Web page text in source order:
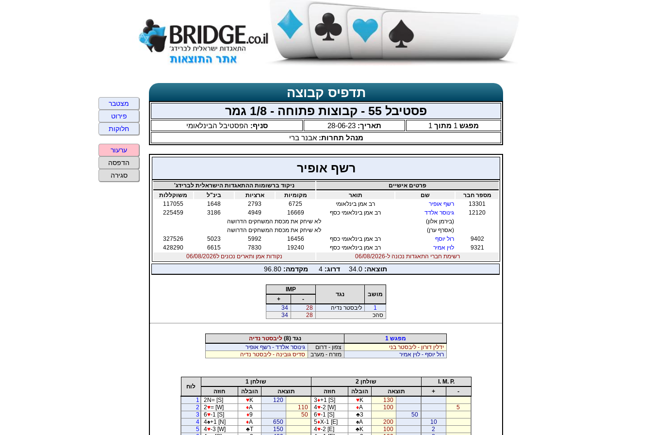
תדפיס קבוצה
פסטיבל 55 - קבוצות פתוחה - 1/8 גמר
מפגש 1 מתוך 1 תאריך: 28-06-23 סניף: הפסטיבל הבינלאומי
מנהל תחרות:אבנר ברי
רשף אופיר
פרטים אישיים
ניקוד ברשומות ההתאגדות הישראלית לברידג'
מספר חבר
שם תואר מקומיות ארציות בינ"ל
משוקללות
13301
רשף אופיר רב אמן בינלאומי 6725
2793
1648
117055
12120
גינוסר אלדד רב אמן בינלאומי כסף 16669
4949
3186
225459
(בירמן אלון)
לא שיחק את מכסת המשחקים הדרושה
(אסרף ערן)
לא שיחק את מכסת המשחקים הדרושה
9402
רול יוסף רב אמן בינלאומי כסף 16456
5992
5023
327526
9321
לוין אמיר רב אמן בינלאומי כסף 19240
7830
6615
428290
רשימת חברי התאגדות נכונה ל-06/08/2026
נקודות אמן ותארים נכונים ל06/08/2026
תוצאה: 34.0 דרוג: 4 מקדמה: 96.80
מושב נגד
IMP
-
+
1
ליבסטר נדיה 28
34
סהכ
28
34
מפגש 1 נגד (8)
ליבסטר נדיה
ידלין דורון - ליבסטר בני
צפון - דרום
גינוסר אלדד - רשף אופיר
רול יוסף - לוין אמיר
מזרח - מערב סדיס גובינה - ליבסטר נדיה
I. M. P. שולחן 2 שולחן 1
לוח
-
+ תוצאה הובלה חוזה תוצאה הובלה
חוזה
130
♥K
3♦+1 [S]
120
♥K
2N= [S]
1
5
100
♦A
4♥-2 [W]
110
♦A
2♥= [W]
2
50
♣3
6♥-1 [S]
50
♦9
6♥-1 [S]
3
10
200
♠A
5♦X-1 [E]
650
♦A
4♠+1 [N]
4
2
100
♣K
4♥-2 [E]
150
♣T
4♥-3 [W]
5
מצטבר
פירוט
חלוקות
ערעור
הדפסה
סגירה